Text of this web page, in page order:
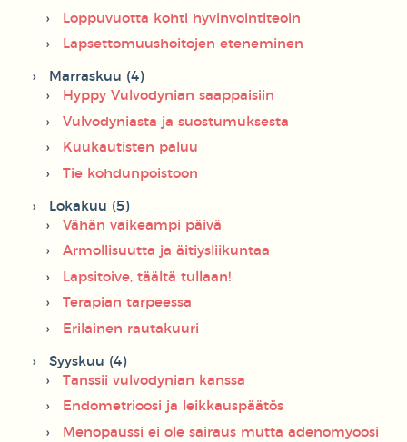
Loppuvuotta kohti hyvinvointiteoin
Lapsettomuushoitojen eteneminen
Marraskuu (4)
Hyppy Vulvodynian saappaisiin
Vulvodyniasta ja suostumuksesta
Kuukautisten paluu
Tie kohdunpoistoon
Lokakuu (5)
Vähän vaikeampi päivä
Armollisuutta ja äitiysliikuntaa
Lapsitoive, täältä tullaan!
Terapian tarpeessa
Erilainen rautakuuri
Syyskuu (4)
Tanssii vulvodynian kanssa
Endometrioosi ja leikkauspäätös
Menopaussi ei ole sairaus mutta adenomyoosi